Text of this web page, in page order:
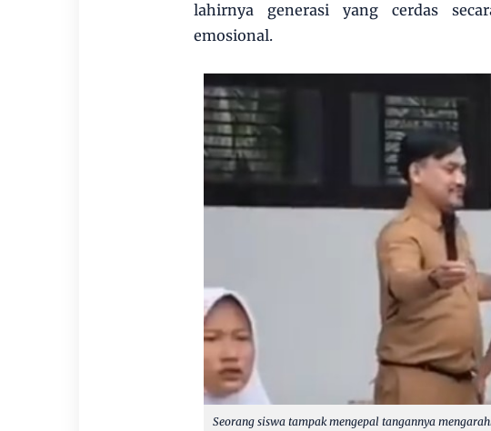
lahirnya generasi yang cerdas
emosional.
Seorang siswa tampak mengepal tangannya